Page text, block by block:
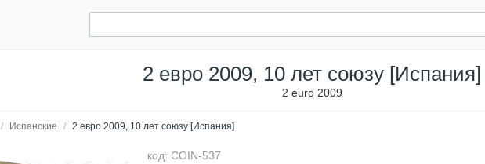
2 евро 2009, 10 лет союзу [Испания]
2 euro 2009
/ Испанские / 2 евро 2009, 10 лет союзу [Испания]
код: COIN-537